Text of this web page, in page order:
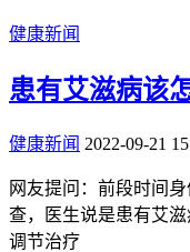
健康新闻
患有艾滋病该
健康新闻 2022-09-21
网友提问：前段时间
查，医生说是患有艾
调节治疗